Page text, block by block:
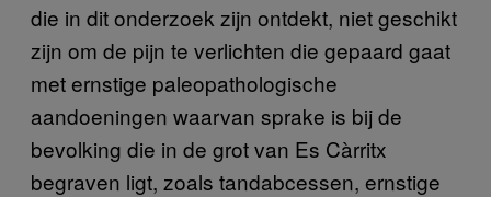
die in dit onderzoek zijn ontdekt, niet geschikt
zijn om de pijn te verlichten die gepaard gaat
met ernstige paleopathologische
aandoeningen waarvan sprake is bij de
bevolking die in de grot van Es Càrritx
begraven ligt, zoals tandabcessen, ernstige